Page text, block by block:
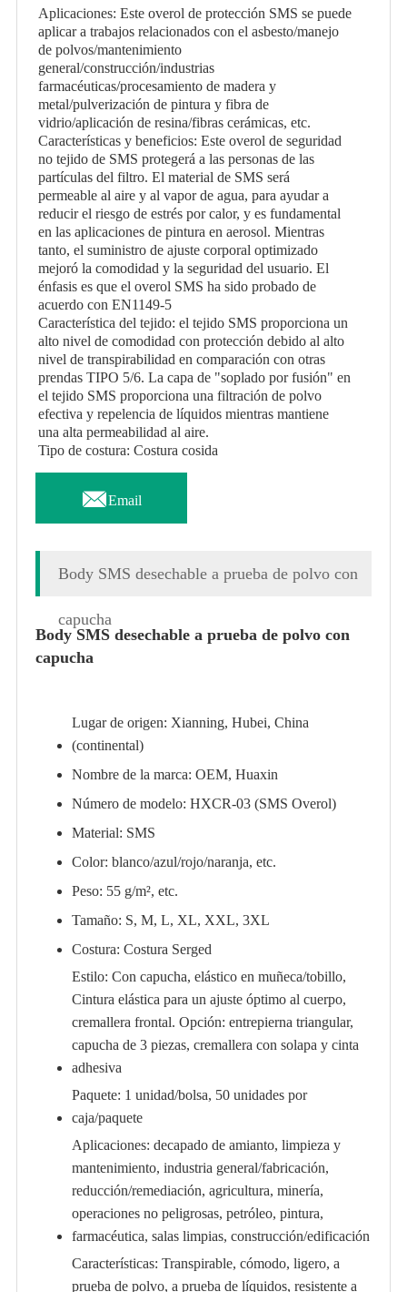
Aplicaciones: Este overol de protección SMS se puede
aplicar a trabajos relacionados con el asbesto/manejo
de polvos/mantenimiento
general/construcción/industrias
farmacéuticas/procesamiento de madera y
metal/pulverización de pintura y fibra de
vidrio/aplicación de resina/fibras cerámicas, etc.
Características y beneficios: Este overol de seguridad
no tejido de SMS protegerá a las personas de las
partículas del filtro. El material de SMS será
permeable al aire y al vapor de agua, para ayudar a
reducir el riesgo de estrés por calor, y es fundamental
en las aplicaciones de pintura en aerosol. Mientras
tanto, el suministro de ajuste corporal optimizado
mejoró la comodidad y la seguridad del usuario. El
énfasis es que el overol SMS ha sido probado de
acuerdo con EN1149-5
Característica del tejido: el tejido SMS proporciona un
alto nivel de comodidad con protección debido al alto
nivel de transpirabilidad en comparación con otras
prendas TIPO 5/6. La capa de "soplado por fusión" en
el tejido SMS proporciona una filtración de polvo
efectiva y repelencia de líquidos mientras mantiene
una alta permeabilidad al aire.
Tipo de costura: Costura cosida
Email
Body SMS desechable a prueba de polvo con
capucha
Body SMS desechable a prueba de polvo con
capucha
Lugar de origen: Xianning, Hubei, China
(continental)
Nombre de la marca: OEM, Huaxin
Número de modelo: HXCR-03 (SMS Overol)
Material: SMS
Color: blanco/azul/rojo/naranja, etc.
Peso: 55 g/m², etc.
Tamaño: S, M, L, XL, XXL, 3XL
Costura: Costura Serged
Estilo: Con capucha, elástico en muñeca/tobillo,
Cintura elástica para un ajuste óptimo al cuerpo,
cremallera frontal. Opción: entrepierna triangular,
capucha de 3 piezas, cremallera con solapa y cinta
adhesiva
Paquete: 1 unidad/bolsa, 50 unidades por
caja/paquete
Aplicaciones: decapado de amianto, limpieza y
mantenimiento, industria general/fabricación,
reducción/remediación, agricultura, minería,
operaciones no peligrosas, petróleo, pintura,
farmacéutica, salas limpias, construcción/edificación
Características: Transpirable, cómodo, ligero, a
prueba de polvo, a prueba de líquidos, resistente a